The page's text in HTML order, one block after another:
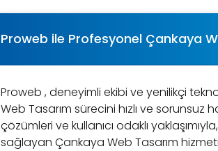
Proweb ile Profesyonel Çankaya
Proweb , deneyimli ekibi ve yenilikçi
Web Tasarım sürecini hızlı ve sorunsuz
çözümleri ve kullanıcı odaklı
sağlayan Çankaya Web Tasarım